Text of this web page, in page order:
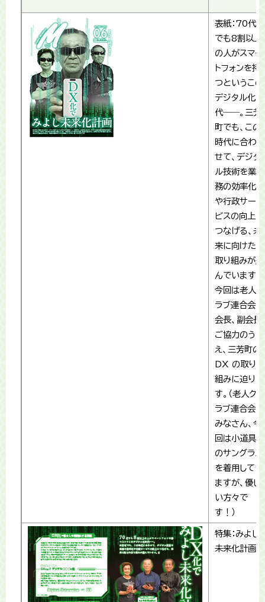
表紙：70代
でも8割以上
の人がスマー
トフォンを持
つというこの
デジタル化時
代――。三芳
町でも、この
時代に合わ
せて、デジタ
ル技術を業
務の効率化
や行政サー
ビスの向上に
つなげる、未
来に向けた
取り組みが進
んでいます。
今回は老人ク
ラブ連合会の
会長、副会長
ご協力のう
え、三芳町の
DX の取り
組みに迫りま
す。（老人ク
ラブ連合会の
みなさん、今
回は小道具
のサングラス
を着用してい
ますが、優し
い方々で
す！）
特集：みよし
未来化計画